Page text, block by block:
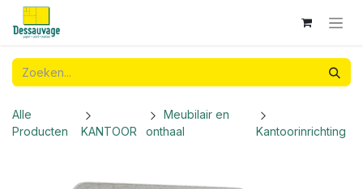
Overslaan naar inhoud
Alle
Producten
KANTOOR
Meubilair en
onthaal
Kantoorinrichting